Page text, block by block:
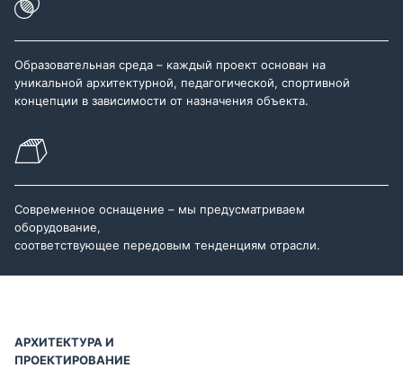
Образовательная среда – каждый проект основан на
уникальной архитектурной, педагогической, спортивной
концепции в зависимости от назначения объекта.
Современное оснащение – мы предусматриваем
оборудование,
соответствующее передовым тенденциям отрасли.
АРХИТЕКТУРА И
ПРОЕКТИРОВАНИЕ